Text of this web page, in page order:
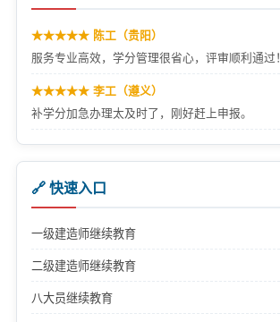
★★★★★ 陈工（贵阳）
服务专业高效，学分管理很省心，评审顺利通过！
★★★★★ 李工（遵义）
补学分加急办理太及时了，刚好赶上申报。
🔗 快速入口
一级建造师继续教育
二级建造师继续教育
八大员继续教育